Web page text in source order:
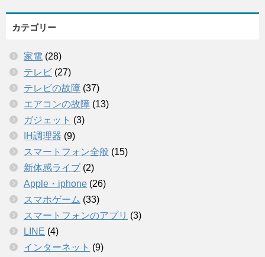
カテゴリー
家電 (28)
テレビ (27)
テレビの故障 (37)
エアコンの故障 (13)
ガジェット (3)
IH調理器 (9)
スマートフォン全般 (15)
新体感ライブ (2)
Apple・iphone (26)
スマホゲーム (33)
スマートフォンのアプリ (3)
LINE (4)
インターネット (9)